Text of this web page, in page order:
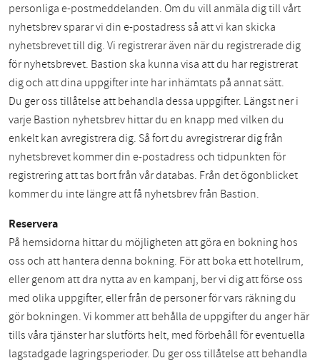
personliga e-postmeddelanden. Om du vill anmäla dig till vårt
nyhetsbrev sparar vi din e-postadress så att vi kan skicka
nyhetsbrevet till dig. Vi registrerar även när du registrerade dig
för nyhetsbrevet. Bastion ska kunna visa att du har registrerat
dig och att dina uppgifter inte har inhämtats på annat sätt.
Du ger oss tillåtelse att behandla dessa uppgifter. Längst ner i
varje Bastion nyhetsbrev hittar du en knapp med vilken du
enkelt kan avregistrera dig. Så fort du avregistrerar dig från
nyhetsbrevet kommer din e-postadress och tidpunkten för
registrering att tas bort från vår databas. Från det ögonblicket
kommer du inte längre att få nyhetsbrev från Bastion.
Reservera
På hemsidorna hittar du möjligheten att göra en bokning hos
oss och att hantera denna bokning. För att boka ett hotellrum,
eller genom att dra nytta av en kampanj, ber vi dig att förse oss
med olika uppgifter, eller från de personer för vars räkning du
gör bokningen. Vi kommer att behålla de uppgifter du anger här
tills våra tjänster har slutförts helt, med förbehåll för eventuella
lagstadgade lagringsperioder. Du ger oss tillåtelse att behandla